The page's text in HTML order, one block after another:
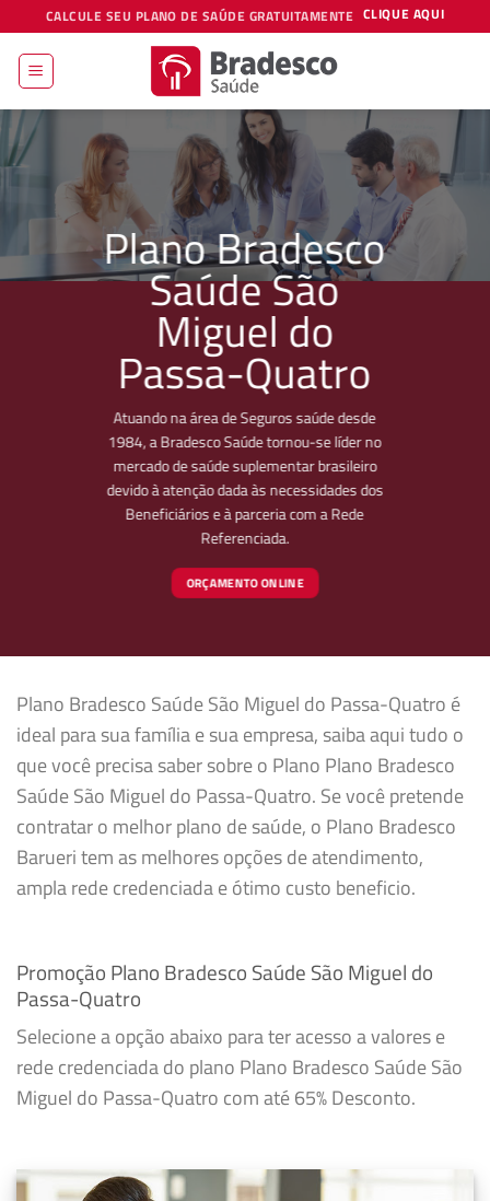
to
content
CALCULE SEU PLANO DE SAÚDE GRATUITAMENTE CLIQUE AQUI
Plano Bradesco
Saúde São
Miguel do
Passa-Quatro
Atuando na área de Seguros saúde desde
1984, a Bradesco Saúde tornou-se líder no
mercado de saúde suplementar brasileiro
devido à atenção dada às necessidades dos
Beneficiários e à parceria com a Rede
Referenciada.
ORÇAMENTO ONLINE
Plano Bradesco Saúde São Miguel do Passa-Quatro é
ideal para sua família e sua empresa, saiba aqui tudo o
que você precisa saber sobre o Plano Plano Bradesco
Saúde São Miguel do Passa-Quatro. Se você pretende
contratar o melhor plano de saúde, o Plano Bradesco
Barueri tem as melhores opções de atendimento,
ampla rede credenciada e ótimo custo beneficio.
Promoção Plano Bradesco Saúde São Miguel do
Passa-Quatro
Selecione a opção abaixo para ter acesso a valores e
rede credenciada do plano Plano Bradesco Saúde São
Miguel do Passa-Quatro com até 65% Desconto.